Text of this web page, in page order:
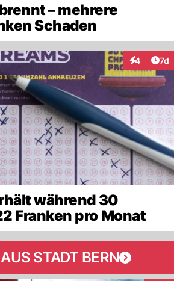
– mehrere
Schaden
4 7d
während 30
Franken pro Monat
STADT BERN